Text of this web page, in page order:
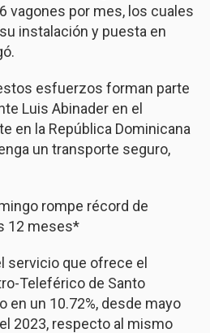
vagones por mes, los cuales
instalación y puesta en
esfuerzos forman parte
Luis Abinader en el
en la República Dominicana
un transporte seguro,
rompe récord de
12 meses*
servicio que ofrece el
Teleférico de Santo
en un 10.72%, desde mayo
2023, respecto al mismo